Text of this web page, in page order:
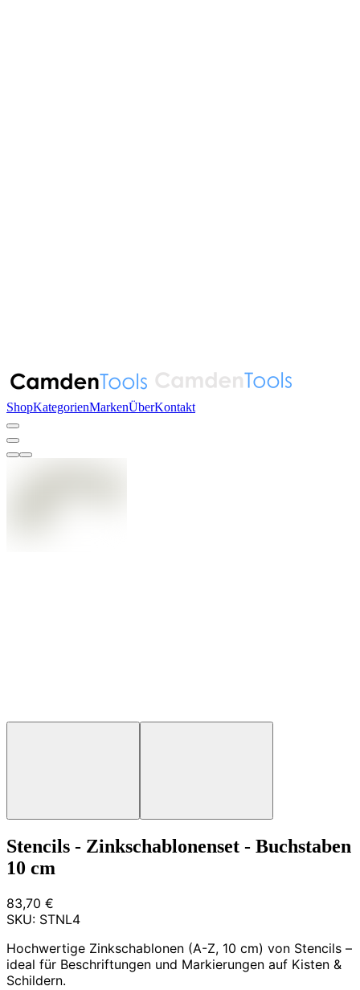
ShopKategorienMarkenÜberKontakt
Stencils - Zinkschablonenset - Buchstaben
10 cm
83,70 €
SKU: STNL4
Hochwertige Zinkschablonen (A-Z, 10 cm) von Stencils –
ideal für Beschriftungen und Markierungen auf Kisten &
Schildern.